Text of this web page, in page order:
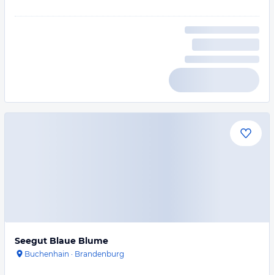
Seegut Blaue Blume
Buchenhain · Brandenburg